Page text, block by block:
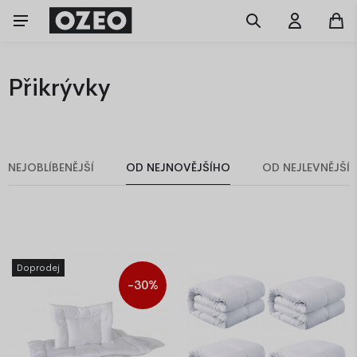
Přikrývky
NEJOBLÍBENĚJŠÍ OD NEJNOVĚJŠÍHO OD
Doprodej
-30%